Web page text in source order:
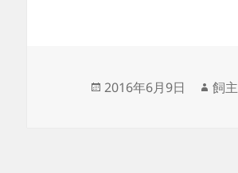
投
2016年6月9日
作
飼主